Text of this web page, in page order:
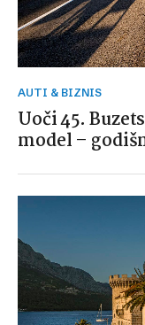
AUTI & BIZNIS
Uoči 45.
model –